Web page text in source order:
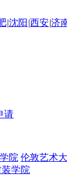
|沈阳 |西安|济
请
院 伦敦艺术
学院